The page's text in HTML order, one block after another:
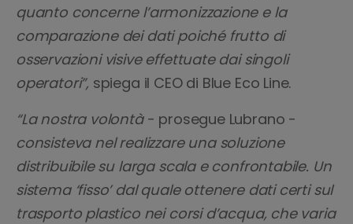
quanto concerne l’armonizzazione e la
comparazione dei dati poiché frutto di
osservazioni visive effettuate dai singoli
operatori”, spiega il CEO di Blue Eco Line.
“La nostra volontà- prosegue Lubrano -
consisteva nel realizzare una soluzione
distribuibile su larga scala e confrontabile. Un
sistema ‘fisso’ dal quale ottenere dati certi sul
trasporto plastico nei corsi d’acqua, che varia